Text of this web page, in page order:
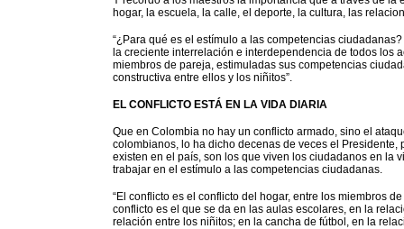
hogar, la escuela, la calle, el deporte, la cultura, las
“¿Para qué es el estímulo a las competencias
la creciente interrelación e interdependencia de todos los
miembros de pareja, estimuladas sus competencias
constructiva entre ellos y los niñitos”.
EL CONFLICTO ESTÁ EN LA VIDA DIARIA
Que en Colombia no hay un conflicto armado, sino el
colombianos, lo ha dicho decenas de veces el
existen en el país, son los que viven los ciudadanos en la
trabajar en el estímulo a las competencias ciudadanas.
“El conflicto es el conflicto del hogar, entre los miembros
conflicto es el que se da en las aulas escolares, en la
relación entre los niñitos; en la cancha de fútbol, en la